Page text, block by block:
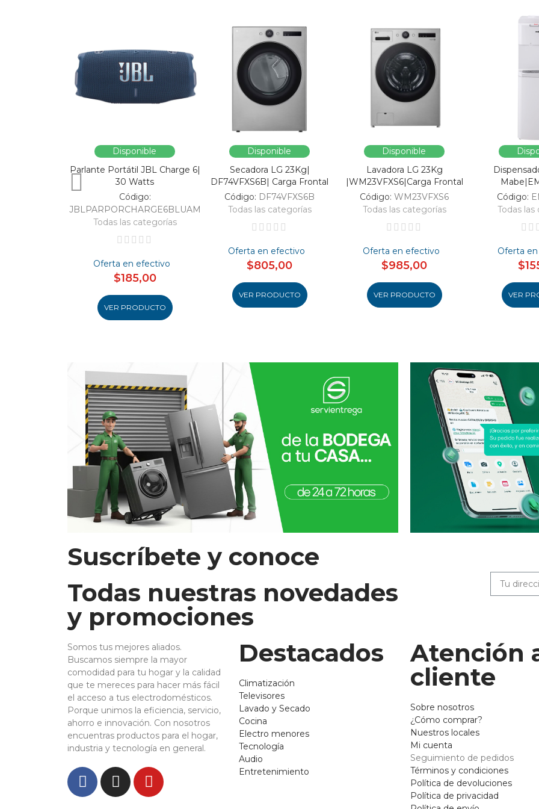
Disponible
Parlante Portátil JBL Charge 6|
30 Watts
Código:
JBLPARPORCHARGE6BLUAM
Todas las categorías
Oferta en efectivo
$185,00
VER PRODUCTO
Disponible
Secadora LG 23Kg|
DF74VFXS6B| Carga Frontal
Código: DF74VFXS6B
Todas las categorías
Oferta en efectivo
$805,00
VER PRODUCTO
Disponible
Lavadora LG 23Kg
|WM23VFXS6|Carga Frontal
Código: WM23VFXS6
Todas las categorías
Oferta en efectivo
$985,00
VER PRODUCTO
Código:
Todas
Oferta
VER
Suscríbete y conoce
Todas nuestras novedades
y promociones
Somos tus mejores aliados.
Buscamos siempre la mayor
comodidad para tu hogar y la calidad
que te mereces para hacer más fácil
el acceso a tus electrodomésticos.
Porque unimos la eficiencia, servicio,
ahorro e innovación. Con nosotros
encuentras productos para el hogar,
industria y tecnología en general.
Destacados
Climatización
Televisores
Lavado y Secado
Cocina
Electro menores
Tecnología
Audio
Entretenimiento
Atención
cliente
Sobre nosotros
¿Cómo comprar?
Nuestros locales
Mi cuenta
Seguimiento de pedidos
Términos y condiciones
Política de devoluciones
Política de privacidad